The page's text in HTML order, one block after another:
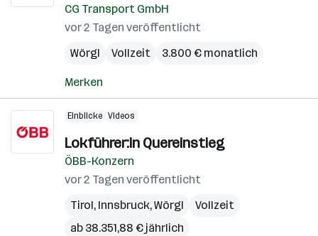
CG Transport GmbH
vor 2 Tagen veröffentlicht
Wörgl
Vollzeit 3.800 € monatlich
Merken
Einblicke Videos
Lokführer:in Quereinstieg
ÖBB-Konzern
vor 2 Tagen veröffentlicht
Tirol, Innsbruck,Wörgl
Vollzeit
ab 38.351,88 € jährlich